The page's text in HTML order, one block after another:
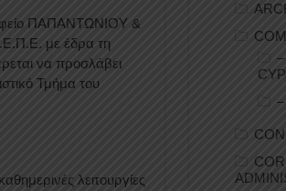
ΠΑΠΑΝΤΩΝΙΟΥ &
με έδρα τη
να προσλάβει
Τμήμα του
λειτουργίες